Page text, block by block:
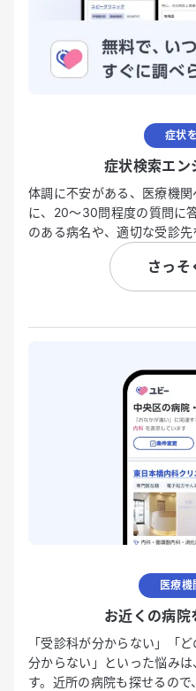
症状
症状検索エン
体調に不安がある、医療機
に、20〜30問程度の質問に
のある病名や、適切な受診先
さっそ
医療機
お近くの病院
「受診科が分からない」「
分からない」といった悩み
す。近所の病院も探せるので